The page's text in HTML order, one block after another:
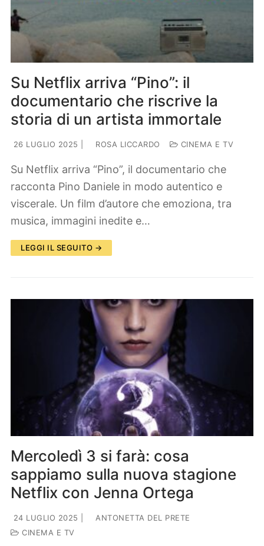
Su Netflix arriva “Pino”: il
documentario che riscrive la
storia di un artista immortale
26 LUGLIO 2025 ROSA LICCARDO CINEMA E TV
Su Netflix arriva “Pino”, il documentario che
racconta Pino Daniele in modo autentico e
viscerale. Un film d’autore che emoziona, tra
musica, immagini inedite e…
LEGGI IL SEGUITO →
Mercoledì 3 si farà: cosa
sappiamo sulla nuova stagione
Netflix con Jenna Ortega
24 LUGLIO 2025
ANTONETTA DEL PRETE
CINEMA E TV